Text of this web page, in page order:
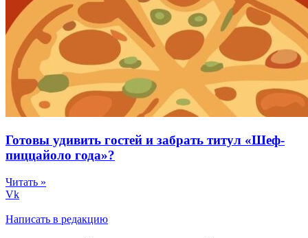
Готовы удивить гостей и забрать титул «Шеф-
пиццайоло года»?
Читать »
Vk
Написать в редакцию